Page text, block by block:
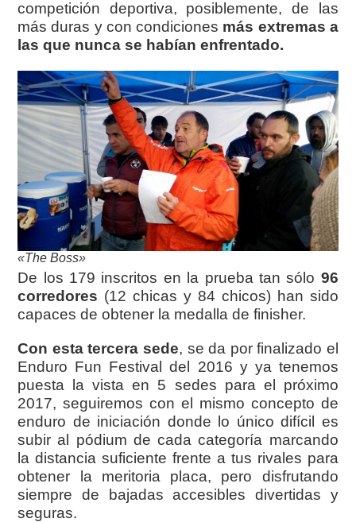
competición deportiva, posiblemente, de las
más duras y con condiciones más extremas a
las que nunca se habían enfrentado.
«The Boss»
De los 179 inscritos en la prueba tan sólo 96
corredores (12 chicas y 84 chicos) han sido
capaces de obtener la medalla de finisher.
Con esta tercera sede, se da por finalizado el
Enduro Fun Festival del 2016 y ya tenemos
puesta la vista en 5 sedes para el próximo
2017, seguiremos con el mismo concepto de
enduro de iniciación donde lo único difícil es
subir al pódium de cada categoría marcando
la distancia suficiente frente a tus rivales para
obtener la meritoria placa, pero disfrutando
siempre de bajadas accesibles divertidas y
seguras.